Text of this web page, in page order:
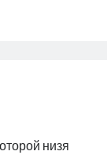
низя